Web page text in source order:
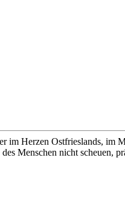
im Herzen Ostfrieslands, im
Menschen nicht scheuen,